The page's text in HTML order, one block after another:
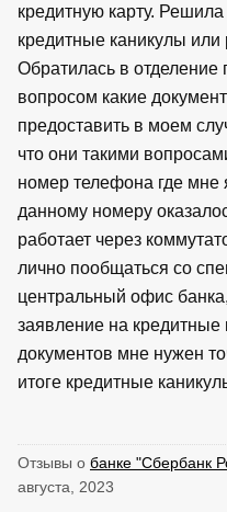
кредитную карту.
кредитные каникулы или
Обратилась в отделение
вопросом какие
предоставить в моем
что они такими
номер телефона где мне
данному номеру
работает через
лично пообщаться со
центральный офис
заявление на кредитные
документов мне нужен
итоге кредитные
Отзывы о банке "Сбербанк
августа, 2023